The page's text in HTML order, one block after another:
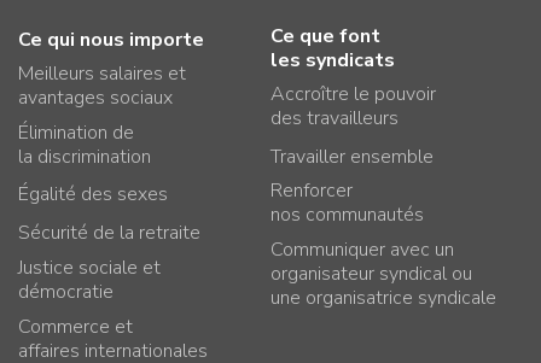
Ce qui nous importe
Meilleurs salaires et
avantages sociaux
Élimination de
la discrimination
Égalité des sexes
Sécurité de la retraite
Justice sociale et
démocratie
Commerce et
affaires internationales
Ce que font
les syndicats
Accroître le pouvoir
des travailleurs
Travailler ensemble
Renforcer
nos communautés
Communiquer avec un
organisateur syndical ou
une organisatrice syndicale